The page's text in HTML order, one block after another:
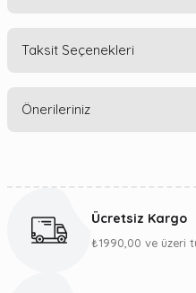
Taksit Seçenekleri
Önerileriniz
Görüş ve önerileriniz için
Ücretsiz Kargo
₺1990,00 ve üzeri